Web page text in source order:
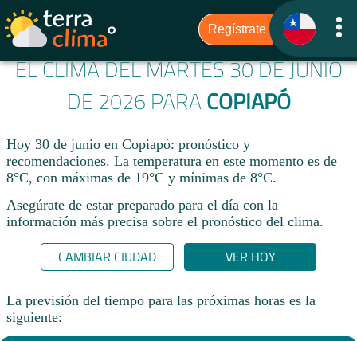
EL CLIMA DEL MARTES 30 DE JUNIO
DE 2026 PARA COPIAPÓ
Hoy 30 de junio en Copiapó: pronóstico y
recomendaciones. La temperatura en este momento es de
8°C, con máximas de 19°C y mínimas de 8°C.
Asegúrate de estar preparado para el día con la
información más precisa sobre el pronóstico del clima.
CAMBIAR CIUDAD VER HOY
La previsión del tiempo para las próximas horas es la
siguiente: